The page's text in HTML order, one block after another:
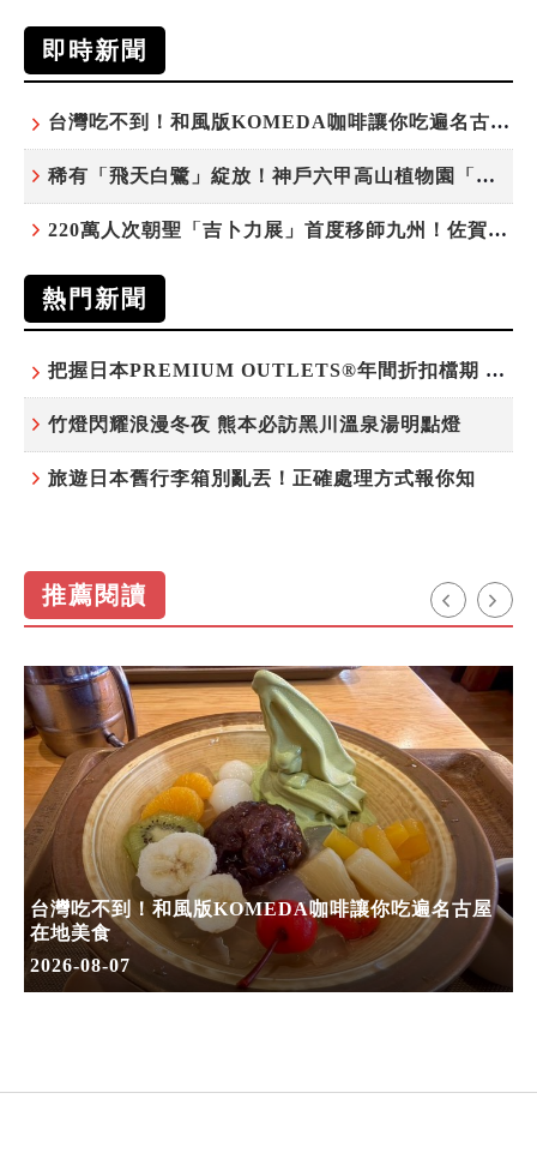
即時新聞
台灣吃不到！和風版KOMEDA咖啡讓你吃遍名古屋在地美食
稀有「飛天白鷺」綻放！神戶六甲高山植物園「鷺草」珍貴現身
220萬人次朝聖「吉卜力展」首度移師九州！佐賀站早鳥平日套票8/10搶先開賣
熱門新聞
把握日本PREMIUM OUTLETS®年間折扣檔期 越買越划算
竹燈閃耀浪漫冬夜 熊本必訪黑川溫泉湯明點燈
旅遊日本舊行李箱別亂丟！正確處理方式報你知
推薦閱讀
台灣吃不到！和風版KOMEDA咖啡讓你吃遍名古屋
在地美食
2026-08-07